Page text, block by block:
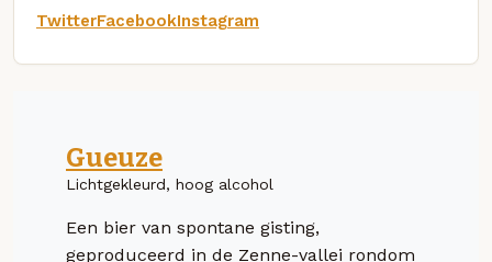
TwitterFacebookInstagram
Gueuze
Lichtgekleurd, hoog alcohol
Een bier van spontane gisting,
geproduceerd in de Zenne-vallei rondom